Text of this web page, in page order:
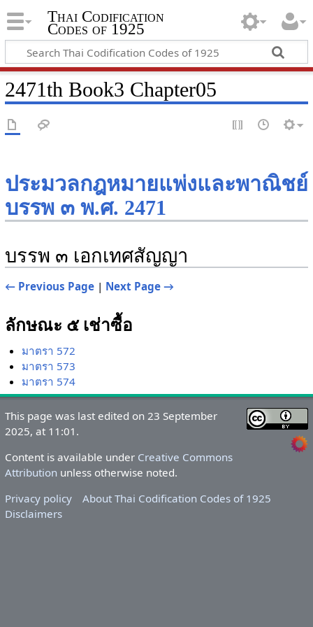
Thai Codification
Codes of 1925
2471th Book3 Chapter05
ประมวลกฎหมายแพ่งและพาณิชย์
บรรพ ๓ พ.ศ. 2471
บรรพ ๓ เอกเทศสัญญา
← Previous Page| Next Page →
ลักษณะ ๕ เช่าซื้อ
มาตรา 572
มาตรา 573
มาตรา 574
This page was last edited on 23 September
2025, at 11:01.
Content is available under Creative Commons
Attribution unless otherwise noted.
Privacy policy
About Thai Codification Codes of 1925
Disclaimers